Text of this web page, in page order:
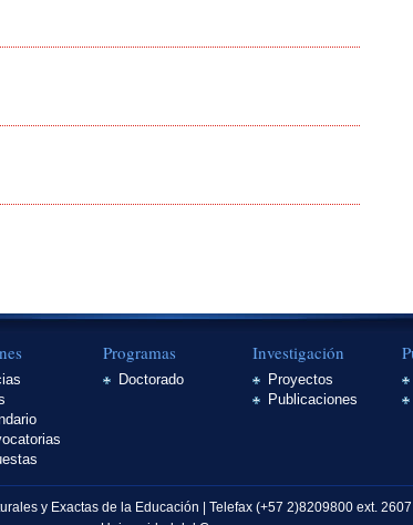
Programas
Doctorado
Investigación
Proyectos
Publicaciones
y Exactas de la Educación | Telefax (+57 2)8209800 ext.